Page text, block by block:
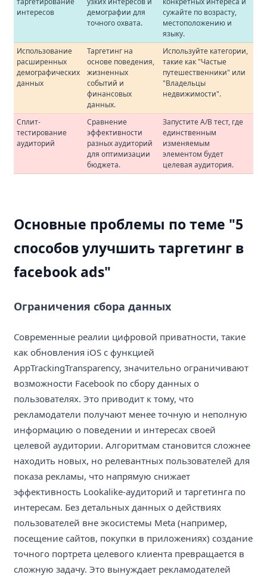
интересов
демографии для
точного охвата.
сужайте по возрасту,
местоположению и
языку.
Использование
расширенных
демографических
данных
Таргетинг на
основе поведения,
жизненных
событий и
финансовых
данных.
Используйте категории,
такие как "Частые
путешественники" или
"Владельцы
недвижимости".
Сплит-
тестирование
аудиторий
Сравнение
эффективности
разных аудиторий
для оптимизации
бюджета.
Запустите A/B тест, где
единственным
изменяемым
элементом будет
целевая аудитория.
Основные проблемы по теме "5
способов улучшить таргетинг в
facebook ads"
Ограничения сбора данных
Современные реалии цифровой приватности, такие
как обновления iOS с функцией
AppTrackingTransparency, значительно ограничивают
возможности Facebook по сбору данных о
пользователях. Это приводит к тому, что
рекламодатели получают менее точную и неполную
информацию о поведении и интересах своей
целевой аудитории. Алгоритмам становится сложнее
находить новых, но релевантных пользователей для
показа рекламы, что напрямую снижает
эффективность Lookalike-аудиторий и таргетинга по
интересам. Без детальных данных о действиях
пользователей вне экосистемы Meta (например,
посещение сайтов, покупки в приложениях) создание
точного портрета целевого клиента превращается в
сложную задачу. Это вынуждает рекламодателей